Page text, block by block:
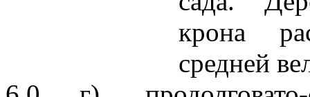
крона
средней